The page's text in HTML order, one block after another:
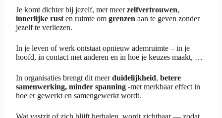
Je komt dichter bij jezelf, met meerzelfvertrouwen,
innerlijke rust en ruimte om grenzen aan te geven zonder
jezelf te verliezen.
In je leven of werk ontstaat opnieuw ademruimte – in je
hoofd, in contact met anderen en in hoe je keuzes maakt, …
In organisaties brengt dit meerduidelijkheid, betere
samenwerking, minder spanning -met merkbaar effect in
hoe er gewerkt en samengewerkt wordt.
Wat vastzit of zich blijft herhalen, wordt zichtbaar — zodat